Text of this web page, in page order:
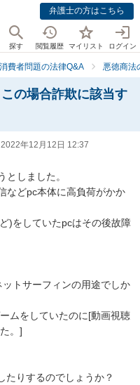
弁護士の方はこちら
探す 閲覧履歴 マイリスト ログイン
費者問題の法律Q&A 悪徳商法
の場合詐欺に該当す
2022年12月12日 12:37
しました。
などpc本体に高負荷がかか
)をしていたpcはその後故障
トサーフィンの用途でしか
ムをしていたのに[動画視聴
。]
たりするのでしょうか？